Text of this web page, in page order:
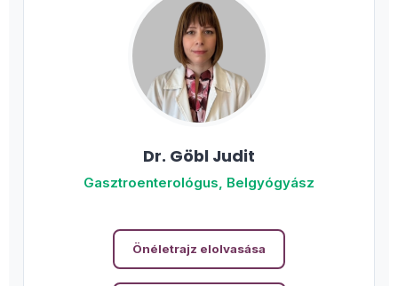
Dr. Göbl Judit
Gasztroenterológus, Belgyógyász
Önéletrajz elolvasása